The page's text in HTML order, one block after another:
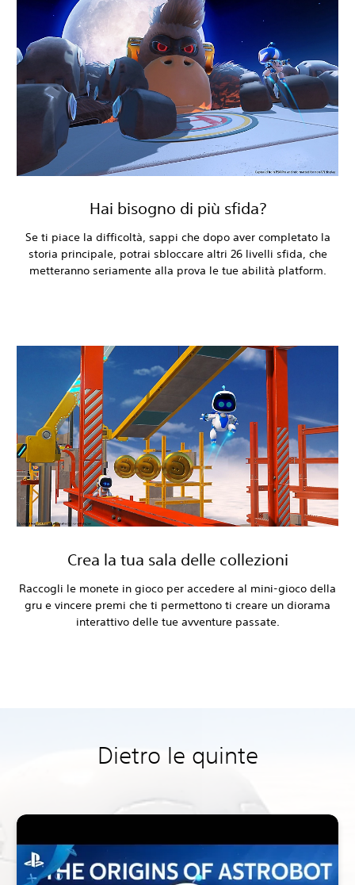
Hai bisogno di più sfida?
Se ti piace la difficoltà, sappi che dopo aver completato la
storia principale, potrai sbloccare altri 26 livelli sfida, che
metteranno seriamente alla prova le tue abilità platform.‎
Crea la tua sala delle collezioni
Raccogli le monete in gioco per accedere al mini-gioco della
gru e vincere premi che ti permettono ti creare un diorama
interattivo delle tue avventure passate.‎
Dietro le quinte